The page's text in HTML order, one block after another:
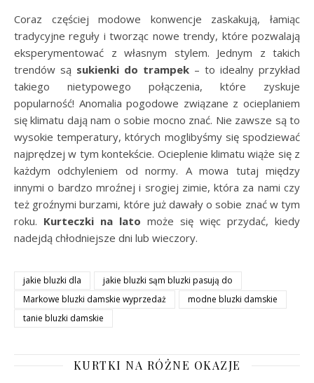
Coraz częściej modowe konwencje zaskakują, łamiąc
tradycyjne reguły i tworząc nowe trendy, które pozwalają
eksperymentować z własnym stylem. Jednym z takich
trendów są sukienki do trampek – to idealny przykład
takiego nietypowego połączenia, które zyskuje
popularność! Anomalia pogodowe związane z ocieplaniem
się klimatu dają nam o sobie mocno znać. Nie zawsze są to
wysokie temperatury, których moglibyśmy się spodziewać
najprędzej w tym kontekście. Ocieplenie klimatu wiąże się z
każdym odchyleniem od normy. A mowa tutaj między
innymi o bardzo mroźnej i srogiej zimie, która za nami czy
też groźnymi burzami, które już dawały o sobie znać w tym
roku. Kurteczki na lato może się więc przydać, kiedy
nadejdą chłodniejsze dni lub wieczory.
jakie bluzki dla
jakie bluzki sąm bluzki pasują do
Markowe bluzki damskie wyprzedaż
modne bluzki damskie
tanie bluzki damskie
KURTKI NA RÓŻNE OKAZJE